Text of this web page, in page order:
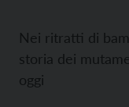
Nei ritratti di
storia dei
oggi